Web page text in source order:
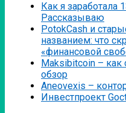
Как я заработала
Рассказываю
PotokCash и
названием: что
«финансовой
Мaksibitcoin – как
обзор
Аneovexis –
Инвестпроект